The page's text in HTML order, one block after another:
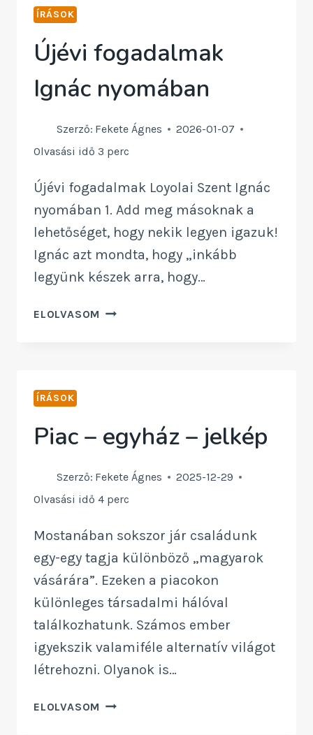
ÍRÁSOK
Újévi fogadalmak
Ignác nyomában
Szerző: Fekete Ágnes
2026-01-07
Olvasási idő 3 perc
Újévi fogadalmak Loyolai Szent Ignác
nyomában 1. Add meg másoknak a
lehetőséget, hogy nekik legyen igazuk!
Ignác azt mondta, hogy „inkább
legyünk készek arra, hogy…
ELOLVASOM ÚJÉVI
ÍRÁSOK
Piac – egyház – jelkép
Szerző: Fekete Ágnes
2025-12-29
Olvasási idő 4 perc
Mostanában sokszor jár családunk
egy-egy tagja különböző „magyarok
vásárára”. Ezeken a piacokon
különleges társadalmi hálóval
találkozhatunk. Számos ember
igyekszik valamiféle alternatív világot
létrehozni. Olyanok is…
ELOLVASOM PIAC